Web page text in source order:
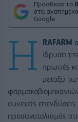
Πρόσθεσε το
στα
Google
Η RAFARM
ίδρυση
πρωτιές
μεταξύ
συνεχείς
προσανατολισμός